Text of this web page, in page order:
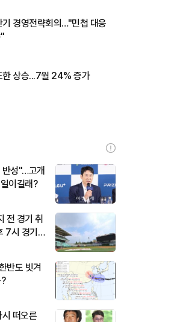
기 경영전략회의…"민첩 대응
한 상승...7월 24% 증가
반성"…고개
이길래?
전 경기 취
7시 경기
반도 빗겨
떠오른